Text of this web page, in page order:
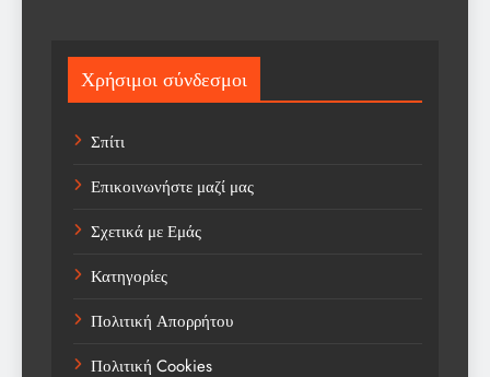
Sports
Technology
Trending
Weather
Αγορά
Αγορά Εργασίας
Αγροτικά Νέα
Χρήσιμοι σύνδεσμοι
Σπίτι
Επικοινωνήστε μαζί μας
Σχετικά με Εμάς
Κατηγορίες
Πολιτική Απορρήτου
Πολιτική Cookies